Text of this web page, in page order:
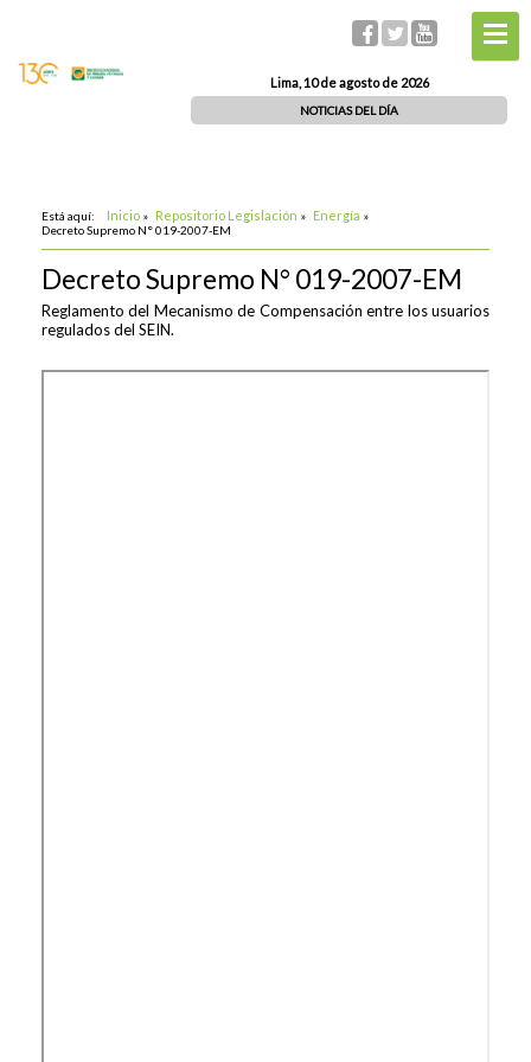
Lima, 10 de agosto de 2026
NOTICIAS DEL DÍA
Está aquí: Inicio » Repositorio Legislación » Energía »
Decreto Supremo N° 019-2007-EM
Decreto Supremo N° 019-2007-EM
Reglamento del Mecanismo de Compensación entre los usuarios
regulados del SEIN.